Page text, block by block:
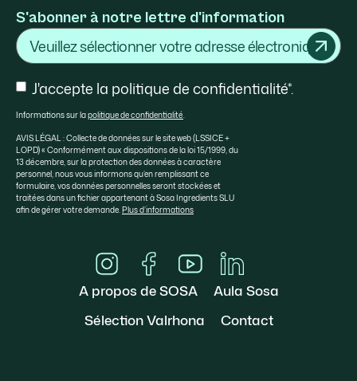
S'abonner à notre lettre d'information
Courriel
Consentement
J'accepte la politique de confidentialité*.
Informations sur lapolitique de confidentialité.
AVIS LÉGAL : Collecte de données sur le site web (LSSICE +
LOPD) « Conformément aux dispositions de la loi 15/1999, du
13 décembre, sur la protection des données à caractère
personnel, nous vous informons qu’en remplissant ce
formulaire, vos données personnelles seront stockées et
traitées dans un fichier appartenant à Sosa Ingredients SLU
afin de gérer votre demande.Plus d’informations
A propos de SOSA
Aula Sosa
Sélection Valrhona
Contact